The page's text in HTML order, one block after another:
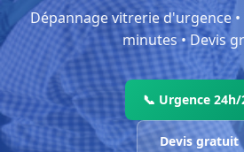
Dépannage vitrerie d'urgence
minutes • Devis
📞 Urgence 24h/
Devis gratuit